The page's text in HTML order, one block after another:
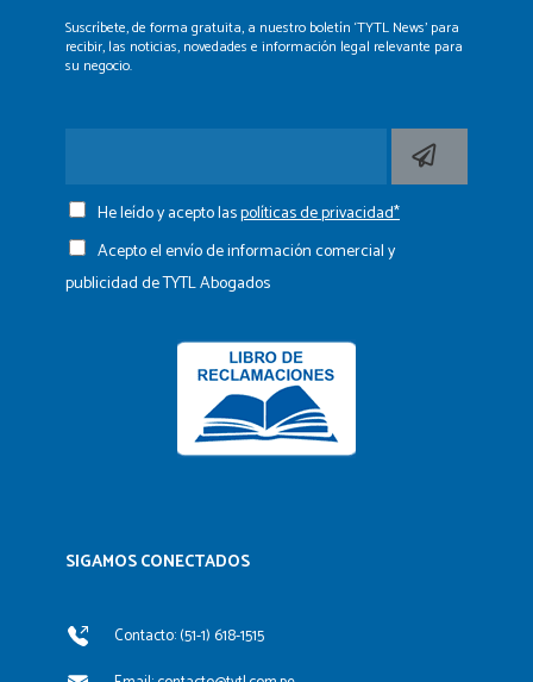
Suscríbete, de forma gratuita, a nuestro boletín ‘TYTL News’ para
recibir, las noticias, novedades e información legal relevante para
su negocio.
He leído y acepto laspolíticas de privacidad*
Acepto el envío de información comercial y
publicidad de TYTL Abogados
SIGAMOS CONECTADOS​
Contacto: (51-1) 618-1515